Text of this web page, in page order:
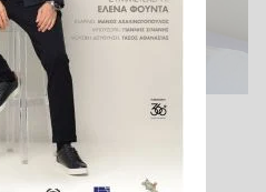
που
ρόλος του εντέρου